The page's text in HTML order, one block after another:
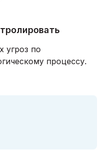
угроз по
процессу.